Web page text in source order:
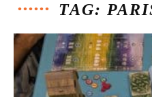
TAG: